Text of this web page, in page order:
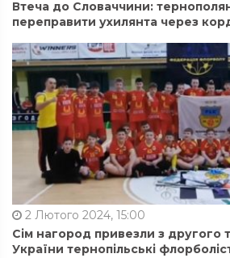
Втеча до Словаччини:
переправити ухилянта через
2 Лютого 2024, 15:00
Сім нагород привезли з другого
України тернопільські